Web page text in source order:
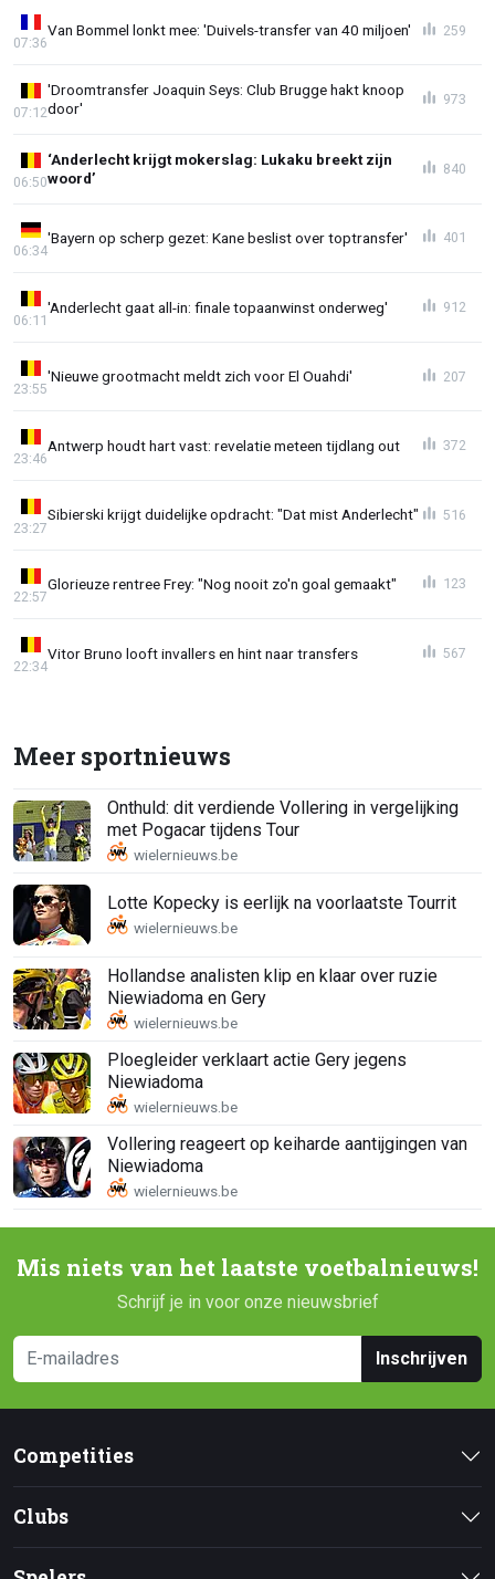
Van Bommel lonkt mee: 'Duivels-transfer van 40 miljoen'
07:36
259
'Droomtransfer Joaquin Seys: Club Brugge hakt knoop
door'
07:12
973
‘Anderlecht krijgt mokerslag: Lukaku breekt zijn
woord’
06:50
840
'Bayern op scherp gezet: Kane beslist over toptransfer'
06:34
401
'Anderlecht gaat all-in: finale topaanwinst onderweg'
06:11
912
'Nieuwe grootmacht meldt zich voor El Ouahdi'
23:55
207
Antwerp houdt hart vast: revelatie meteen tijdlang out
23:46
372
Sibierski krijgt duidelijke opdracht: "Dat mist Anderlecht"
23:27
516
Glorieuze rentree Frey: "Nog nooit zo'n goal gemaakt"
22:57
123
Vitor Bruno looft invallers en hint naar transfers
22:34
567
Meer sportnieuws
Onthuld: dit verdiende Vollering in vergelijking
met Pogacar tijdens Tour
Lotte Kopecky is eerlijk na voorlaatste Tourrit
Hollandse analisten klip en klaar over ruzie
Niewiadoma en Gery
Ploegleider verklaart actie Gery jegens
Niewiadoma
Vollering reageert op keiharde aantijgingen van
Niewiadoma
Mis niets van het laatste voetbalnieuws!
Schrijf je in voor onze nieuwsbrief
Inschrijven
Competities
Clubs